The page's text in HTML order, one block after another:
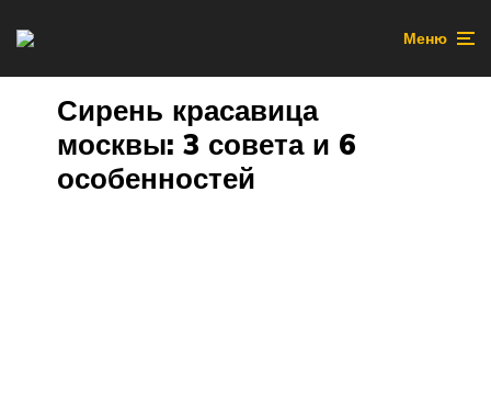
Меню
Сирень красавица
москвы: 3 совета и 6
особенностей